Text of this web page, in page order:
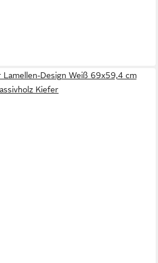
Lamellen-Design Weiß 69x59,4 cm
Kiefer